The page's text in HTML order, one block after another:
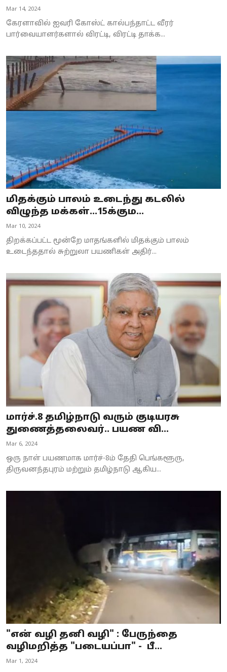
Mar 14, 2024
கேரளாவில் ஐவரி கோஸ்ட் கால்பந்தாட்ட வீரர்
பார்வையாளர்களால் விரட்டி, விரட்டி தாக்க...
மிதக்கும் பாலம் உடைந்து கடலில்
விழுந்த மக்கள்...15க்கும...
Mar 10, 2024
திறக்கப்பட்ட மூன்றே மாதங்களில் மிதக்கும் பாலம்
உடைந்ததால் சுற்றுலா பயணிகள் அதிர்...
மார்ச்.8 தமிழ்நாடு வரும் குடியரசு
துணைத்தலைவர்.. பயண வி...
Mar 6, 2024
ஒரு நாள் பயணமாக மார்ச்-8ம் தேதி பெங்களூரு,
திருவனந்தபுரம் மற்றும் தமிழ்நாடு ஆகிய...
"என் வழி தனி வழி" : பேருந்தை
வழிமறித்த "படையப்பா" - பீ...
Mar 1, 2024